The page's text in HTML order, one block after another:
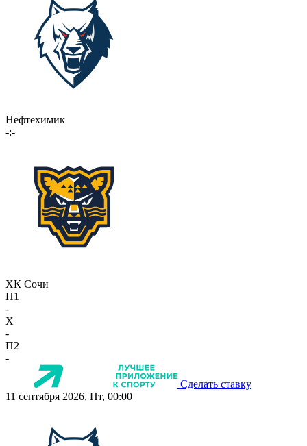
Нефтехимик
-:-
ХК Сочи
П1
-
X
-
П2
-
Сделать ставку
11 сентября 2026, Пт, 00:00